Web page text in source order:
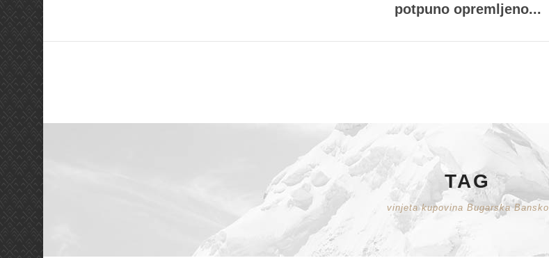
potpuno opremljeno...
TAG
vinjeta kupovina Bugarska Bansko